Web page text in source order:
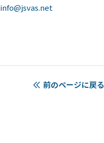
info@jsvas.net
前のページに戻る